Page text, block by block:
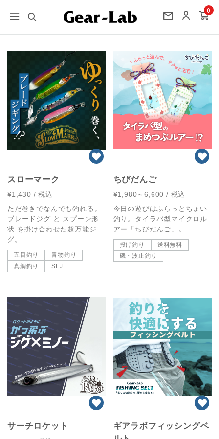
mail 0
スローマーク
¥1,430 / 税込
ただ巻きでなんでも釣れる。
ブレードジグ と スプーン形
状 を掛け合わせた超万能ジ
グ。
五目釣り
青物釣り
真鯛釣り
SLJ
ちびだんご
¥1,980～6,600 / 税込
今日の遊びはふらっとちょい
釣り。タイラバ型マイクロル
アー「ちびだんご」。
投げ釣り
送料無料
磯・波止釣り
サーチロケット
ギアラボフィッシングベ